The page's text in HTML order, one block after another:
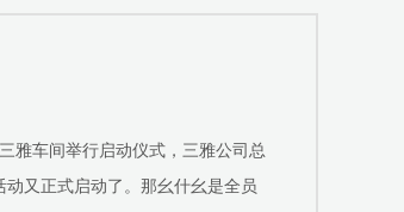
雅车间举行启动仪式，三雅公司总
又正式启动了。那幺什幺是全员